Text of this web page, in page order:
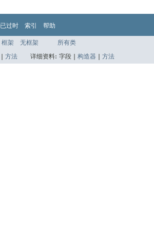
已过时 索引 帮助
框架 无框架
所有类
方法 详细资料: 字段 | 构造器 方法